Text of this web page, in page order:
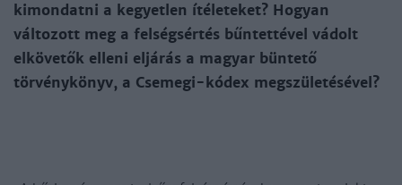
kimondatni a kegyetlen ítéleteket? Hogyan
változott meg a felségsértés bűntettével vádolt
elkövetők elleni eljárás a magyar büntető
törvénykönyv, a Csemegi-kódex megszületésével?